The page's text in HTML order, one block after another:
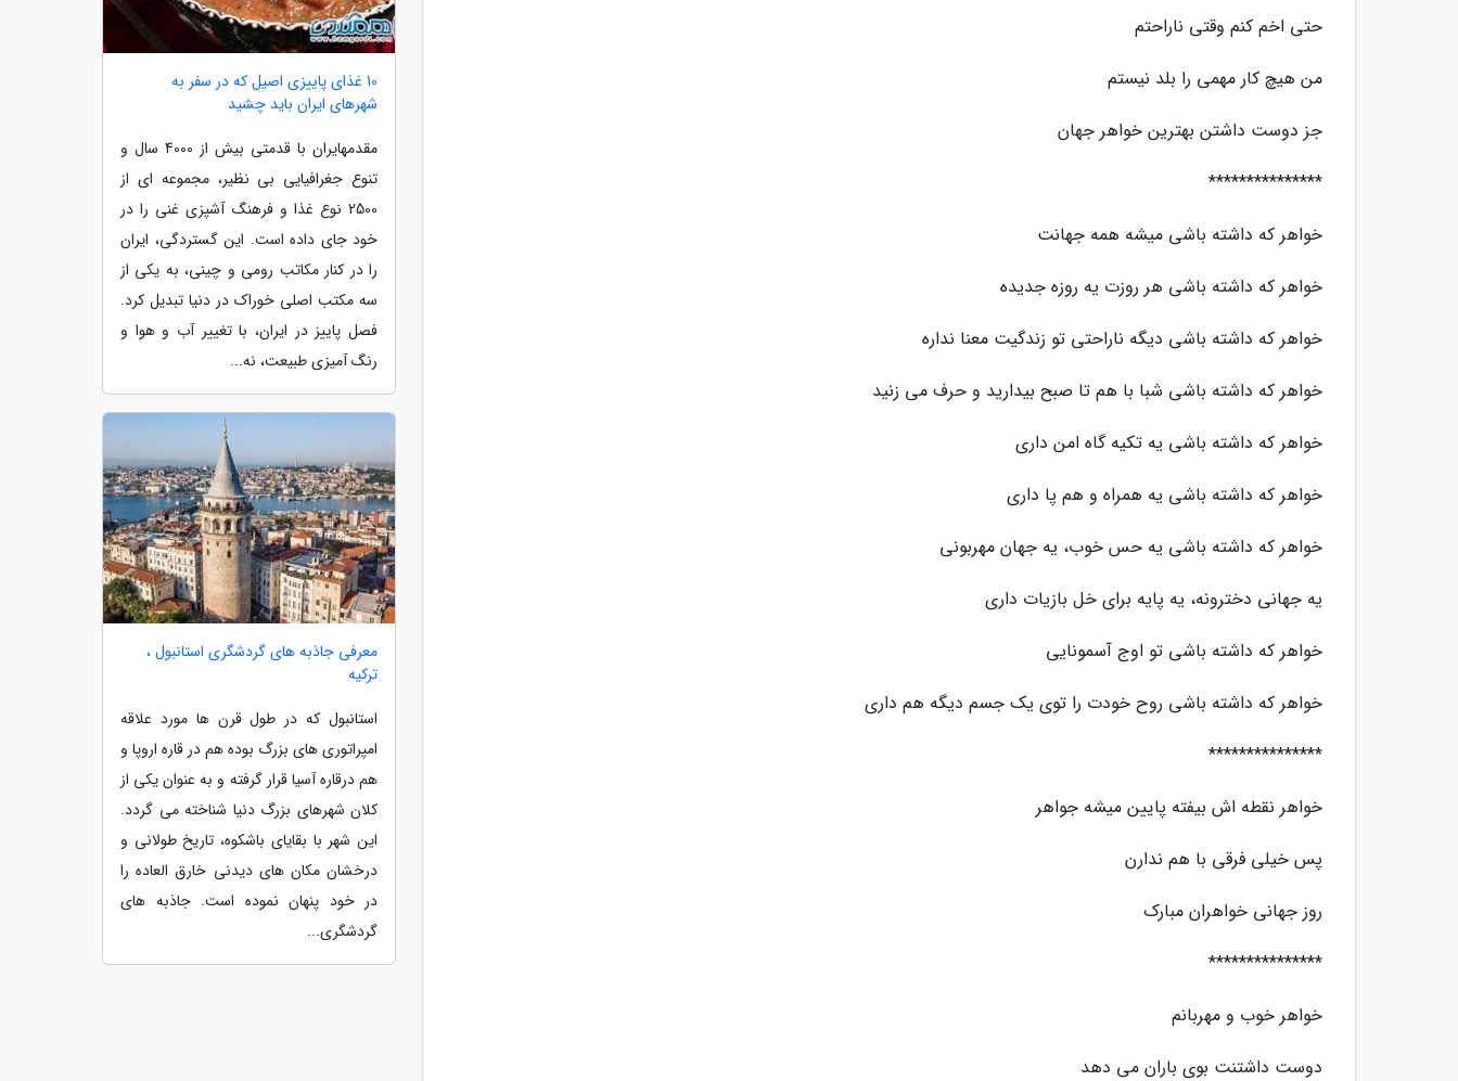
حتی اخم کنم وقتی ناراحتم
من هیچ کار مهمی را بلد نیستم
جز دوست داشتن بهترین خواهر جهان
***************
خواهر که داشته باشی میشه همه جهانت
خواهر که داشته باشی هر روزت یه روزه جدیده
خواهر که داشته باشی دیگه ناراحتی تو زندگیت معنا نداره
خواهر که داشته باشی شبا با هم تا صبح بیدارید و حرف می زنید
خواهر که داشته باشی یه تکیه گاه امن داری
خواهر که داشته باشی یه همراه و هم پا داری
خواهر که داشته باشی یه حس خوب، یه جهان مهربونی
یه جهانی دخترونه، یه پایه برای خل بازیات داری
خواهر که داشته باشی تو اوج آسمونایی
خواهر که داشته باشی روح خودت را توی یک جسم دیگه هم داری
***************
خواهر نقطه اش بیفته پایین میشه جواهر
پس خیلی فرقی با هم ندارن
روز جهانی خواهران مبارک
***************
خواهر خوب و مهربانم
دوست داشتنت بوی باران می دهد
10 غذای پاییزی اصیل که در سفر به
شهرهای ایران باید چشید
مقدمهایران با قدمتی بیش از 4000 سال و
تنوع جغرافیایی بی نظیر، مجموعه ای از
2500 نوع غذا و فرهنگ آشپزی غنی را در
خود جای داده است. این گستردگی، ایران
را در کنار مکاتب رومی و چینی، به یکی از
سه مکتب اصلی خوراک در دنیا تبدیل کرد.
فصل پاییز در ایران، با تغییر آب و هوا و
رنگ آمیزی طبیعت، نه...
معرفی جاذبه های گردشگری استانبول ،
ترکیه
استانبول که در طول قرن ها مورد علاقه
امپراتوری های بزرگ بوده هم در قاره اروپا و
هم درقاره آسیا قرار گرفته و به عنوان یکی از
کلان شهرهای بزرگ دنیا شناخته می گردد.
این شهر با بقایای باشکوه، تاریخ طولانی و
درخشان مکان های دیدنی خارق العاده را
در خود پنهان نموده است. جاذبه های
گردشگری...